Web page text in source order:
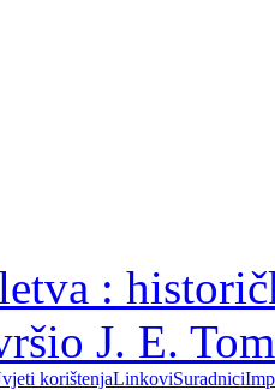
:
J. E.
korištenjaLinkoviSuradnici